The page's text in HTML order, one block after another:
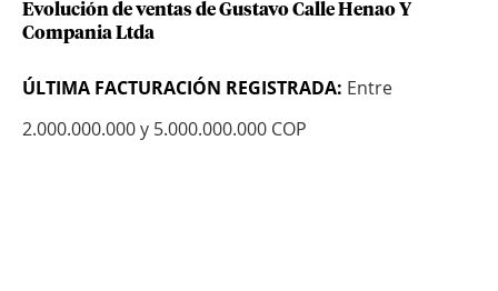
Evolución de ventas de Gustavo Calle Henao Y
Compania Ltda
ÚLTIMA FACTURACIÓN REGISTRADA: Entre
2.000.000.000 y 5.000.000.000 COP